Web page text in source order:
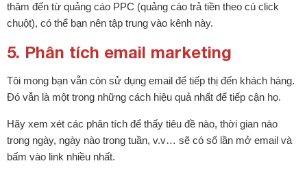
thăm đến từ quảng cáo PPC (quảng cáo trả tiền theo cú click
chuột), có thể bạn nên tập trung vào kênh này.
5. Phân tích email marketing
Tôi mong bạn vẫn còn sử dụng email để tiếp thị đến khách hàng.
Đó vẫn là một trong những cách hiệu quả nhất để tiếp cận họ.
Hãy xem xét các phân tích để thấy tiêu đề nào, thời gian nào
trong ngày, ngày nào trong tuần, v.v… sẽ có số lần mở email và
bấm vào link nhiều nhất.